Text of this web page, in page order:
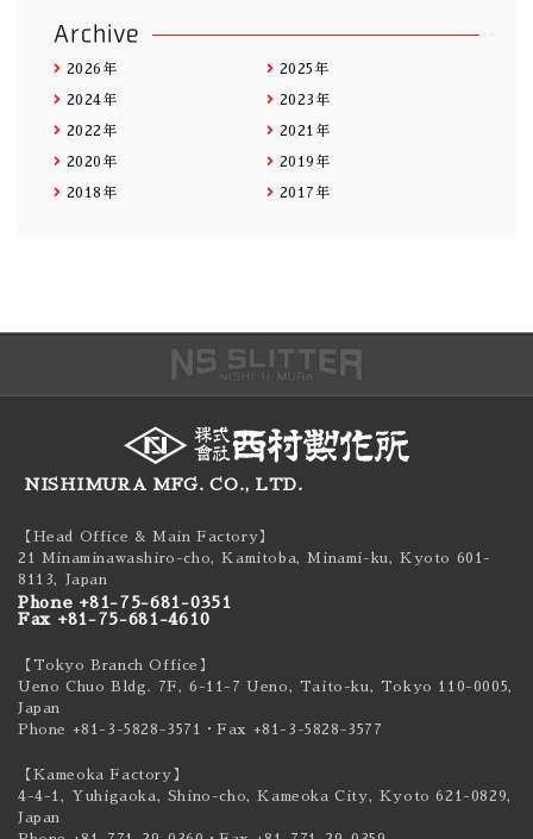
Archive
2026年 2025年
2024年 2023年
2022年 2021年
2020年 2019年
2018年 2017年
NISHIMURA MFG. CO., LTD.
【Head Office & Main Factory】
21 Minaminawashiro-cho, Kamitoba, Minami-ku,Kyoto 601-
8113, Japan
Phone +81-75-681-0351
Fax +81-75-681-4610
【Tokyo Branch Office】
Ueno Chuo Bldg. 7F, 6-11-7 Ueno, Taito-ku, Tokyo 110-0005,
Japan
Phone +81-3-5828-3571
・Fax +81-3-5828-3577
【Kameoka Factory】
4-4-1, Yuhigaoka, Shino-cho, Kameoka City, Kyoto 621-0829,
Japan